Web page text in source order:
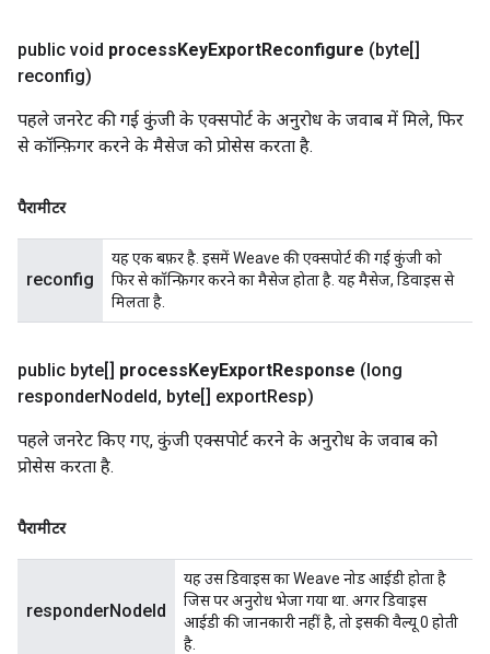
public void processKeyExportReconfigure (byte[]
reconfig)
पहले जनरेट की गई कुंजी के एक्सपोर्ट के अनुरोध के जवाब में मिले, फिर
से कॉन्फ़िगर करने के मैसेज को प्रोसेस करता है.
पैरामीटर
reconfig
यह एक बफ़र है. इसमें Weave की एक्सपोर्ट की गई कुंजी को
फिर से कॉन्फ़िगर करने का मैसेज होता है. यह मैसेज, डिवाइस से
मिलता है.
public byte[] processKeyExportResponse (long
responderNodeId, byte[] exportResp)
पहले जनरेट किए गए, कुंजी एक्सपोर्ट करने के अनुरोध के जवाब को
प्रोसेस करता है.
पैरामीटर
responderNodeId
यह उस डिवाइस का Weave नोड आईडी होता है
जिस पर अनुरोध भेजा गया था. अगर डिवाइस
आईडी की जानकारी नहीं है, तो इसकी वैल्यू 0 होती
है.